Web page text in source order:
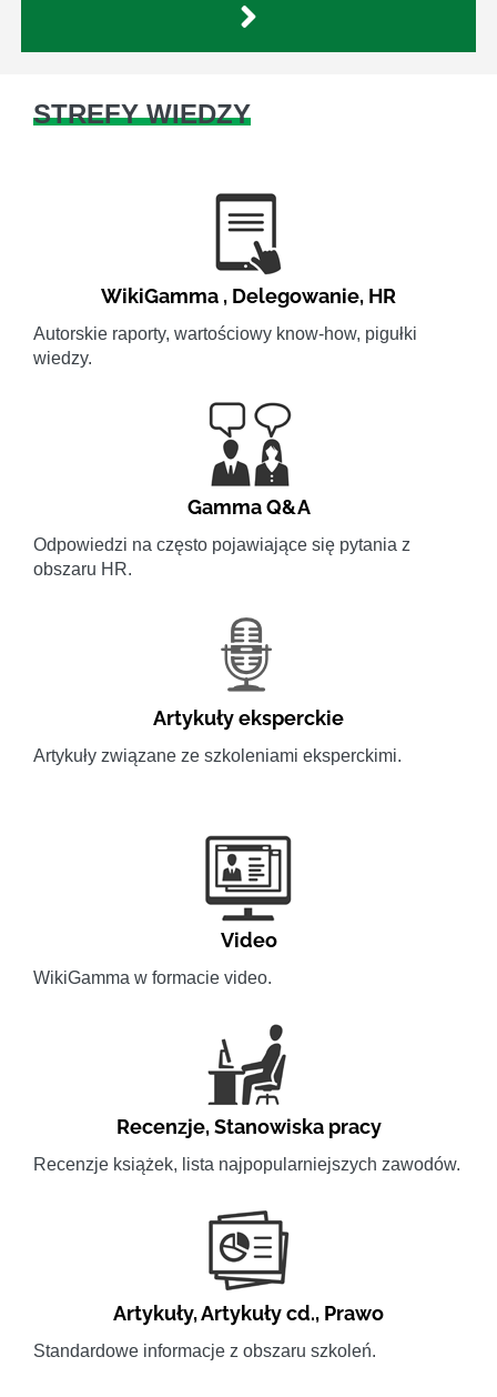
STREFY WIEDZY
WikiGamma , Delegowanie, HR
Autorskie raporty, wartościowy know-how, pigułki
wiedzy.
Gamma Q&A
Odpowiedzi na często pojawiające się pytania z
obszaru HR.
Artykuły eksperckie
Artykuły związane ze szkoleniami eksperckimi.
Video
WikiGamma w formacie video.
Recenzje,Stanowiska pracy
Recenzje książek, lista najpopularniejszych zawodów.
Artykuły,Artykuły cd., Prawo
Standardowe informacje z obszaru szkoleń.